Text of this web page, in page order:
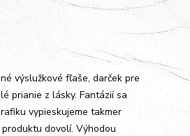
výslužkové fľaše, darček pre
prianie z lásky. Fantázií sa
vypieskujeme takmer
dovolí. Výhodou